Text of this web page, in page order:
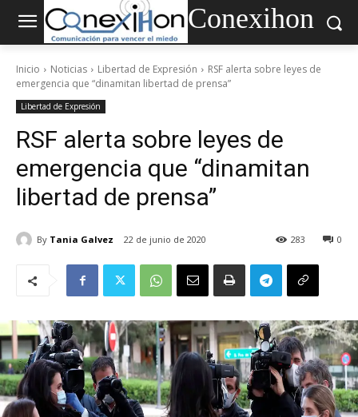
Conexihon
Inicio Noticias Libertad de Expresión
RSF alerta sobre leyes de
emergencia que “dinamitan libertad de prensa”
Libertad de Expresión
RSF alerta sobre leyes de
emergencia que “dinamitan
libertad de prensa”
By Tania Galvez 22 de junio de 2020 0
283